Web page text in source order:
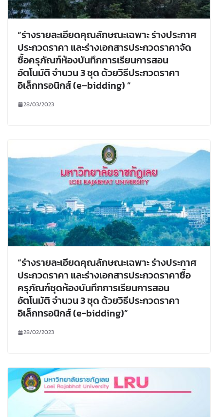
“ร่างรายละเอียดคุณลักษณะเฉพาะ ร่างประกาศ
ประกวดราคา และร่างเอกสารประกวดราคาจัด
ซื้อครุภัณฑ์ห้องบันทึกการเรียนการสอน
อัตโนมัติ จำนวน 3 ชุด ด้วยวิธีประกวดราคา
อิเล็กทรอนิกส์ (e–bidding) ”
28/03/2023
“ร่างรายละเอียดคุณลักษณะเฉพาะ ร่างประกาศ
ประกวดราคา และร่างเอกสารประกวดราคาซื้อ
ครุภัณฑ์ชุดห้องบันทึกการเรียนการสอน
อัตโนมัติ จำนวน 3 ชุด ด้วยวิธีประกวดราคา
อิเล็กทรอนิกส์ (e-bidding)”
28/02/2023